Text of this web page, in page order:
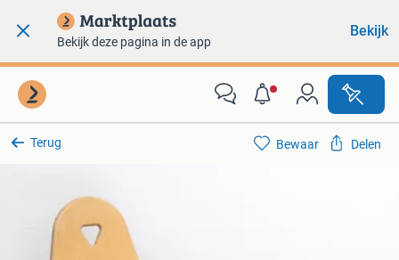
Bekijk deze pagina in de app
Bekijk
Terug Bewaar Delen